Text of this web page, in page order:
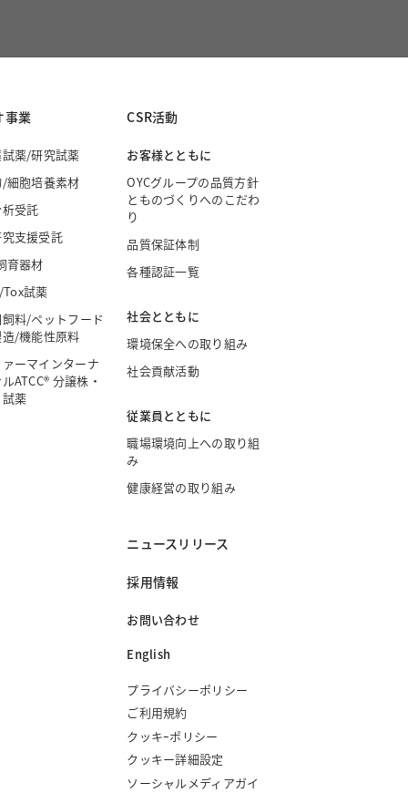
事業
薬/研究試薬
細胞培養素材
受託
支援受託
育器材
Tox試薬
料/ペットフード
/機能性原料
ーマインターナ
ATCC® 分譲株・
薬
CSR活動
お客様とともに
OYCグループの品質方針
とものづくりへのこだわ
り
品質保証体制
各種認証一覧
社会とともに
環境保全への取り組み
社会貢献活動
従業員とともに
職場環境向上への取り組
み
健康経営の取り組み
ニュースリリース
採用情報
お問い合わせ
English
プライバシーポリシー
ご利用規約
クッキｰポリシー
クッキー詳細設定
ソーシャルメディアガイ